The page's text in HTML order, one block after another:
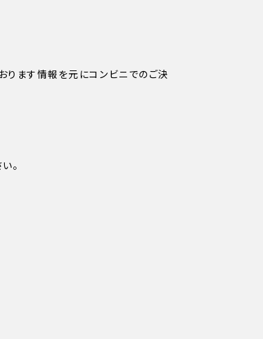
ます情報を元にコンビニでのご決
。